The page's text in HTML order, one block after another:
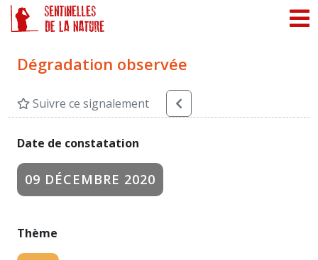
Dégradation observée
Suivre ce signalement
Date de constatation
09 DÉCEMBRE 2020
Thème
Panneau de gestion des cookies